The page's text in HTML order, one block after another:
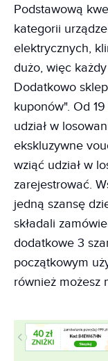
Podstawową
kategorii
elektrycznych,
dużo, więc
Dodatkowo
kuponów". Od
udział w
ekskluzywne
wziąć udział w
zarejestrować.
jedną szansę
składali
dodatkowe 3
początkowym
również możesz